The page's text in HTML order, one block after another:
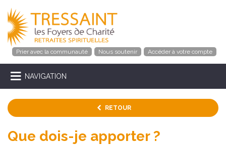
Prier avec la communauté Nous soutenir Accéder à votre compte
NAVIGATION
RETOUR
Que dois-je apporter ?